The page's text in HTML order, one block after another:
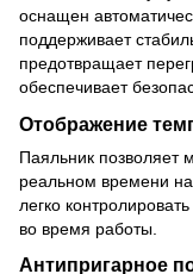
оснащен
поддерживает
предотвращает
обеспечивает
Отображение
Паяльник позволяет
реальном времени
легко
во время работы.
Антипригарное